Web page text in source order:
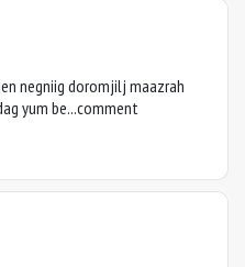
negniig doromjilj maazrah
yum be...comment